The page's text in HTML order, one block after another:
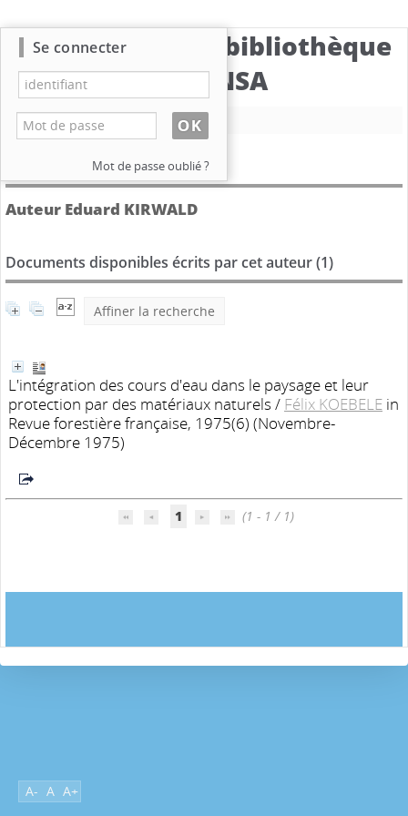
Catalogue de la bibliothèque
du CBNSA
Nouvelle recherche
Détail de l'auteur
Auteur Eduard KIRWALD
Documents disponibles écrits par cet auteur (1)
Affiner la recherche
L'intégration des cours d'eau dans le paysage et leur
protection par des matériaux naturels / Félix KOEBELE in
Revue forestière française, 1975(6) (Novembre-
Décembre 1975)
1 (1 - 1 / 1)
A- A A+
Se connecter
Mot de passe oublié ?